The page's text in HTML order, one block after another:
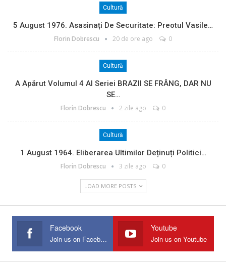
Cultură
5 August 1976. Asasinați De Securitate: Preotul Vasile…
Florin Dobrescu 20 de ore ago 0
Cultură
A Apărut Volumul 4 Al Seriei BRAZII SE FRÂNG, DAR NU
SE…
Florin Dobrescu 2 zile ago 0
Cultură
1 August 1964. Eliberarea Ultimilor Deținuți Politici…
Florin Dobrescu 3 zile ago 0
LOAD MORE POSTS
Facebook
Join us on Facebook
Youtube
Join us on Youtube